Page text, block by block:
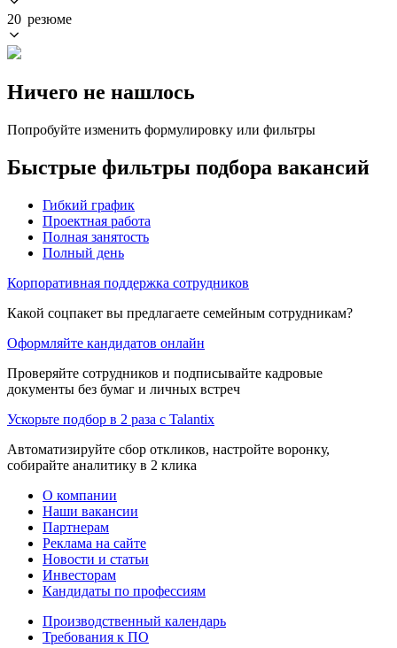
20 резюме
Ничего не нашлось
Попробуйте изменить формулировку или фильтры
Быстрые фильтры подбора вакансий
Гибкий график
Проектная работа
Полная занятость
Полный день
Корпоративная поддержка сотрудников
Какой соцпакет вы предлагаете семейным сотрудникам?
Оформляйте кандидатов онлайн
Проверяйте сотрудников и подписывайте кадровые
документы без бумаг и личных встреч
Ускорьте подбор в 2 раза с Talantix
Автоматизируйте сбор откликов, настройте воронку,
собирайте аналитику в 2 клика
О компании
Наши вакансии
Партнерам
Реклама на сайте
Новости и статьи
Инвесторам
Кандидаты по профессиям
Производственный календарь
Требования к ПО